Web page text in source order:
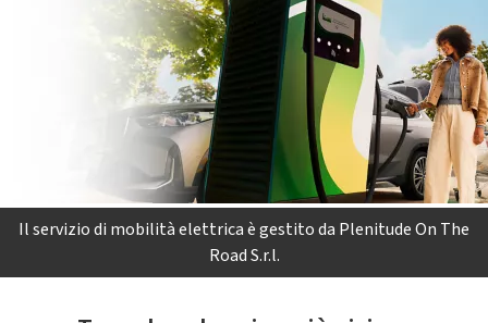
Il servizio di mobilità elettrica è gestito da Plenitude On The
Road S.r.l.